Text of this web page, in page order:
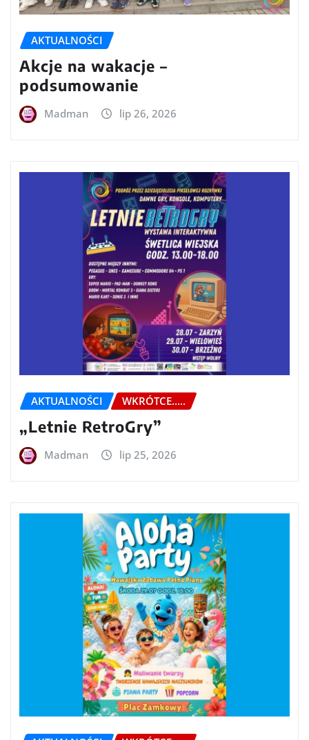
AKTUALNOŚCI
Akcje na wakacje –
podsumowanie
Madman lip 26, 2026
AKTUALNOŚCI WKRÓTCE.....
„Letnie RetroGry”
Madman lip 25, 2026